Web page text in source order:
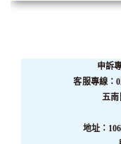
申訴
客服專線：
五
地址：